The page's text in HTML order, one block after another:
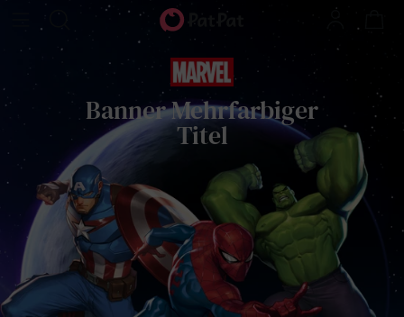
Banner Mehrfarbiger
Titel